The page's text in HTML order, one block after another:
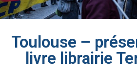
Toulouse –
livre librairie